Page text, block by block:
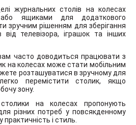
журнальних столів на колесах
ящиками для додаткового
зручним рішенням для зберігання
від телевізора, іграшок та інших
часто доводиться працювати з
на колесах може стати мобільним
розташуватися в зручному для
перемістити столик, якщо
зону.
на колесах пропонують
різних потреб у повсякденному
і стиль.